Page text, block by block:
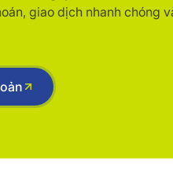
giao dịch nhanh chóng